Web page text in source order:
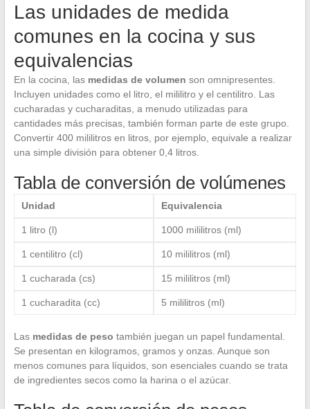
Las unidades de medida
comunes en la cocina y sus
equivalencias
En la cocina, las medidas de volumen son omnipresentes.
Incluyen unidades como el litro, el mililitro y el centilitro. Las
cucharadas y cucharaditas, a menudo utilizadas para
cantidades más precisas, también forman parte de este grupo.
Convertir 400 mililitros en litros, por ejemplo, equivale a realizar
una simple división para obtener 0,4 litros.
Tabla de conversión de volúmenes
Unidad Equivalencia
1 litro (l) 1000 mililitros (ml)
1 centilitro (cl) 10 mililitros (ml)
1 cucharada (cs) 15 mililitros (ml)
1 cucharadita (cc) 5 mililitros (ml)
Las medidas de peso también juegan un papel fundamental.
Se presentan en kilogramos, gramos y onzas. Aunque son
menos comunes para líquidos, son esenciales cuando se trata
de ingredientes secos como la harina o el azúcar.